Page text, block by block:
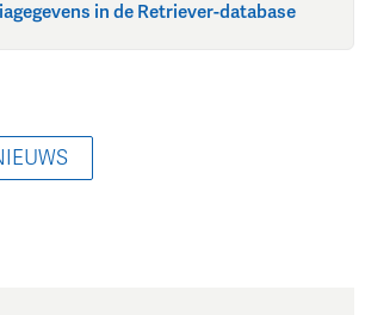
in de Retriever-database